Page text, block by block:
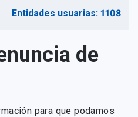
Entidades usuarias: 1108
de
para que podamos